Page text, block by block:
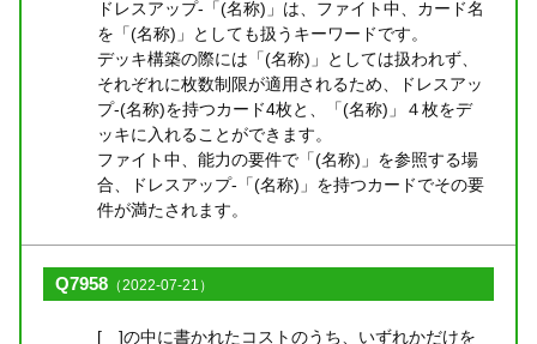
ドレスアップ-「(名称)」は、ファイト中、カード名
を「(名称)」としても扱うキーワードです。
デッキ構築の際には「(名称)」としては扱われず、
それぞれに枚数制限が適用されるため、ドレスアッ
プ-(名称)を持つカード4枚と、「(名称)」４枚をデ
ッキに入れることができます。
ファイト中、能力の要件で「(名称)」を参照する場
合、ドレスアップ-「(名称)」を持つカードでその要
件が満たされます。
Q7958 （2022-07-21）
[ ]の中に書かれたコストのうち、いずれかだけを